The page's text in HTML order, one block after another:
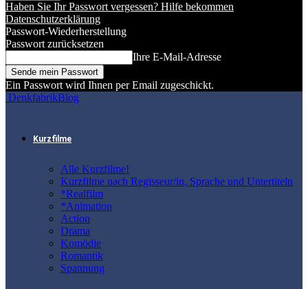
Haben Sie Ihr Passwort vergessen? Hilfe bekommen
Datenschutzerklärung
Passwort-Wiederherstellung
Passwort zurücksetzen
Ihre E-Mail-Adresse
Ein Passwort wird Ihnen per Email zugeschickt.
DenkfabrikBlog
Kurzfilme
Alle Kurzfilme!
Kurzfilme nach Regisseur/in, Sprache und Untertiteln
*Realfilm
*Animation
Action
Drama
Komödie
Romantik
Spannung